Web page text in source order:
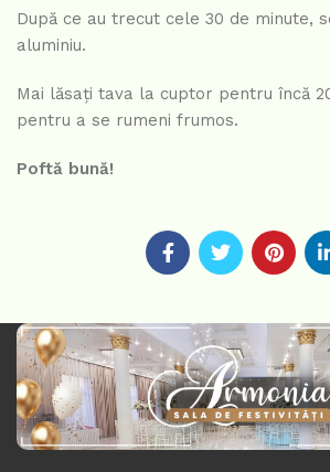
După ce au trecut cele 30 de minute,
aluminiu.
Mai lăsați tava la cuptor pentru încă
pentru a se rumeni frumos.
Poftă bună!